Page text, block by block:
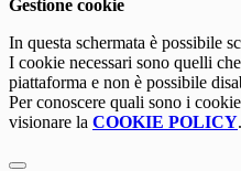
Gestione cookie
In questa schermata è possibile
I cookie necessari sono quelli
piattaforma e non è possibile
Per conoscere quali sono i
visionare la COOKIE POLICY.